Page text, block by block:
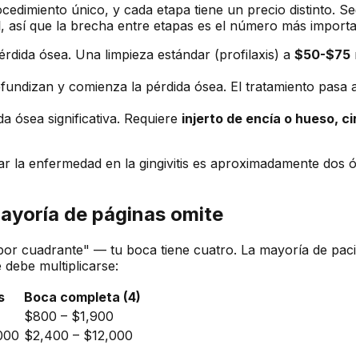
único, y cada etapa tiene un precio distinto.
que la brecha entre etapas es el número más
ósea. Una limpieza estándar (profilaxis) a $50-$75
y comienza la pérdida ósea. El tratamiento pasa
ósea significativa. Requiere injerto de encía o hueso,
la enfermedad en la gingivitis es aproximadamente
de páginas omite
cuadrante" — tu boca tiene cuatro. La mayoría de
multiplicarse:
Boca completa (4)
$800 – $1,900
$2,400 – $12,000